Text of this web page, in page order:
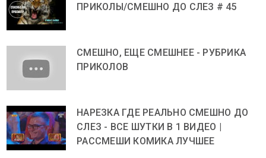
ПРИКОЛЫ/СМЕШНО ДО СЛЕЗ # 45
СМЕШНО, ЕЩЕ СМЕШНЕЕ - РУБРИКА
ПРИКОЛОВ
НАРЕЗКА ГДЕ РЕАЛЬНО СМЕШНО ДО
СЛЕЗ - ВСЕ ШУТКИ В 1 ВИДЕО |
РАССМЕШИ КОМИКА ЛУЧШЕЕ